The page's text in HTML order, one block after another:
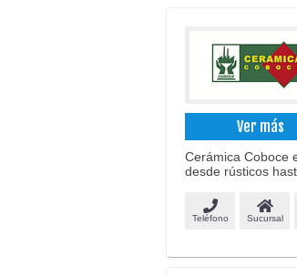
Ver más
Cerámica Coboce
desde rústicos
Teléfono Sucursal